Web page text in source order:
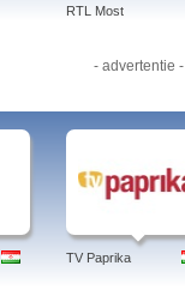
RTL Most
- advertentie -
TV Paprika